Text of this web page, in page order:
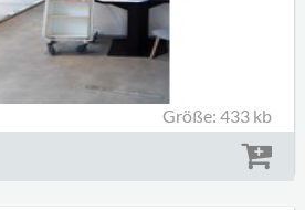
Größe: 433 kb